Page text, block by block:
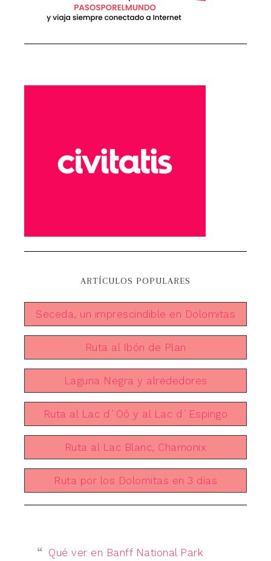
ARTÍCULOS POPULARES
Seceda, un imprescindible en Dolomitas
Ruta al Ibón de Plan
Laguna Negra y alrededores
Ruta al Lac d´Oô y al Lac d´Espingo
Ruta al Lac Blanc, Chamonix
Ruta por los Dolomitas en 3 días
Qué ver en Banff National Park